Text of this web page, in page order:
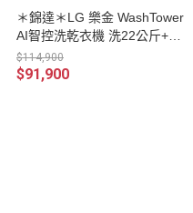
＊錦達＊LG 樂金 WashTower
AI智控洗乾衣機 洗22公斤+乾2
0公斤 WD-S2220B
$114,900
$91,900